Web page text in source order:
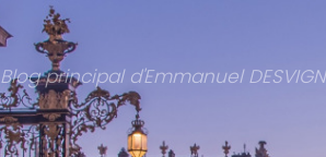
Blog principal d'Emmanuel